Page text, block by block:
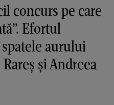
concurs pe care
Efortul
aurului
și Andreea